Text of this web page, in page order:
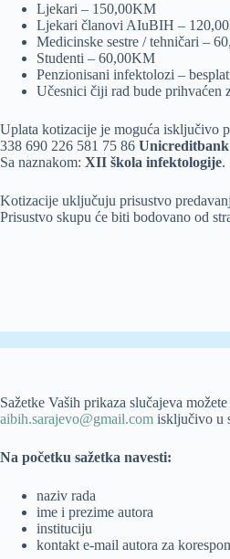
Ljekari – 150,00KM
Ljekari članovi AIuBIH –
Medicinske sestre / tehničari –
Studenti – 60,00KM
Penzionisani infektolozi –
Učesnici čiji rad bude prihvaćen
Uplata kotizacije je moguća isključivo
338 690 226 581 75 86
Sa naznakom: XII škola infektologije.
Kotizacije uključuju prisustvo
Prisustvo skupu će biti bodovano od
Sažetke Vaših prikaza slučajeva
aibih.sarajevo@gmail.com isključivo u
Na početku sažetka navesti:
naziv rada
ime i prezime autora
instituciju
kontakt e-mail autora za